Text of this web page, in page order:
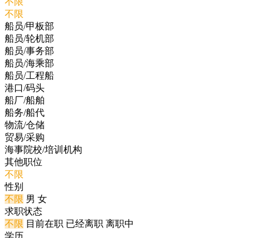
不限
船员/甲板部
船员/轮机部
船员/事务部
船员/海乘部
船员/工程船
港口/码头
船厂/船舶
船务/船代
物流/仓储
贸易/采购
海事院校/培训机构
其他职位
不限
性别
不限 男 女
求职状态
不限 目前在职 已经离职 离职中
学历